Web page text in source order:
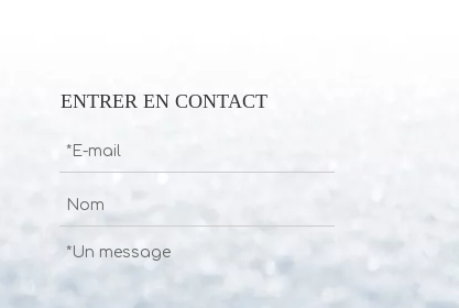
ENTRER EN CONTACT